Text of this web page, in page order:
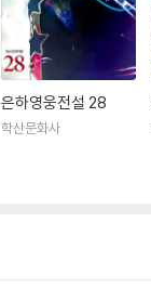
은하영웅전설 28
학산문화사